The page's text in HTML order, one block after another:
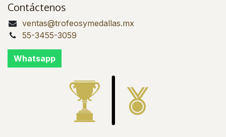
Contáctenos
ventas@trofeosymedallas.mx
55-3455-3059
Whatsapp